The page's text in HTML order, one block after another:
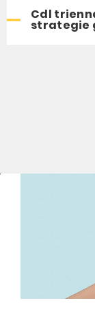
Cdl
strategie